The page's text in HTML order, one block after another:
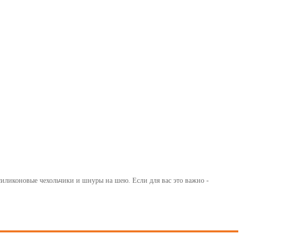
чехольчики и шнуры на шею. Если для вас это важно -